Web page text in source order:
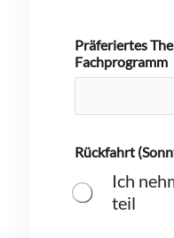
Präferiertes
Fachprogramm
Rückfahrt
Ich
teil